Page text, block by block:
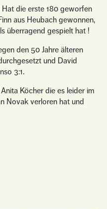
die erste 180 geworfen
aus Heubach gewonnen,
überragend gespielt hat !
den 50 Jahre älteren
und David
3:1.
Köcher die es leider im
Novak verloren hat und